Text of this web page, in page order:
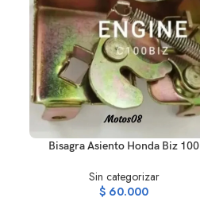
AÑADIR AL CARRITO
Bisagra Asiento Honda Biz 100
Sin categorizar
$ 60.000